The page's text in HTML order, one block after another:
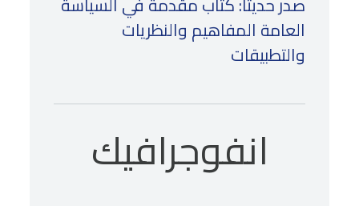
العامة المفاهيم والنظريات
والتطبيقات
انفوجرافيك